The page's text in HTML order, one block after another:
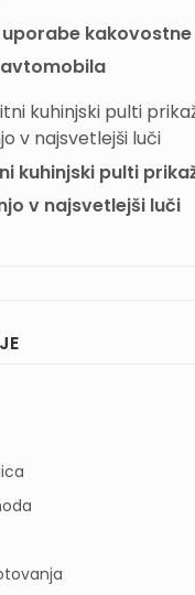
kuhinjski pulti
v najsvetlejši luči